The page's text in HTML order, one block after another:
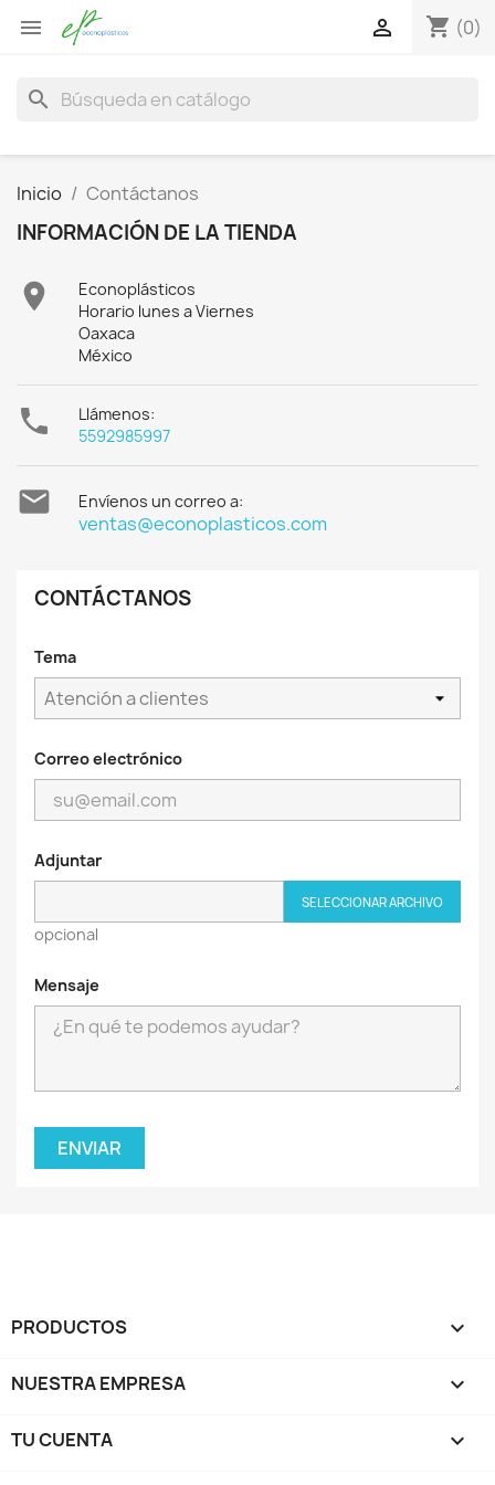
 shopping_cart (0)

search
Inicio Contáctanos
INFORMACIÓN DE LA TIENDA

Econoplásticos
Horario lunes a Viernes
Oaxaca
México

Llámenos:
5592985997
 Envíenos un correo a:
ventas@econoplasticos.com
CONTÁCTANOS
Tema
Correo electrónico
Adjuntar
SELECCIONAR ARCHIVO
opcional
Mensaje
PRODUCTOS 
NUESTRA EMPRESA 
TU CUENTA 